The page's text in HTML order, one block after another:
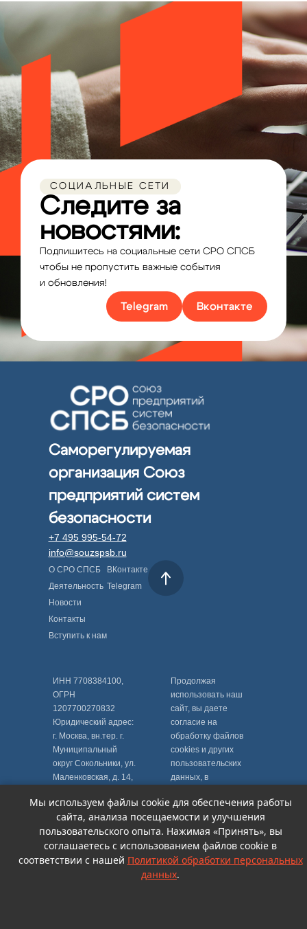
Мы используем файлы cookie для обеспечения работы
сайта, анализа посещаемости и улучшения
пользовательского опыта. Нажимая «Принять», вы
соглашаетесь с использованием файлов cookie в
соответствии с нашей Политикой обработки персональных
данных.
СОЦИАЛЬНЫЕ СЕТИ
Следите за
новостями:
Подпишитесь на социальные сети СРО СПСБ
чтобы не пропустить важные события
и обновления!
Telegram Вконтакте
Саморегулируемая
организация Союз
предприятий систем
безопасности
+7 495 995-54-72
info@souzspsb.ru
О СРО СПСБ
Деятельность
Новости
Контакты
Вступить к нам
ВКонтакте
Telegram
ИНН 7708384100,
ОГРН
1207700270832
Юридический адрес:
г. Москва, вн.тер. г.
Муниципальный
округ Сокольники, ул.
Маленковская, д. 14,
Продолжая
использовать наш
сайт, вы даете
согласие на
обработку файлов
cookies и других
пользовательских
данных, в
Политикой
обработки
персональных
данных .